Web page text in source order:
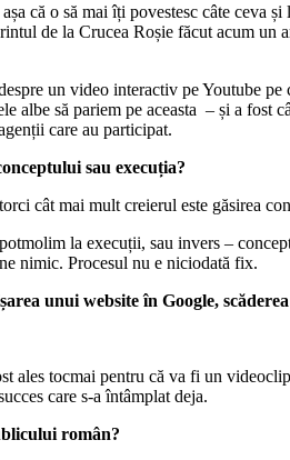
că o să mai îți povestesc câte ceva
de la Crucea Roșie făcut acum
un video interactiv pe Youtube
să pariem pe aceasta – și a fost
care au participat.
sau execuția?
cât mai mult creierul este găsirea
la execuții, sau invers –
nimic. Procesul nu e niciodată fix.
unui website în Google,
ales tocmai pentru că va fi un
care s-a întâmplat deja.
român?